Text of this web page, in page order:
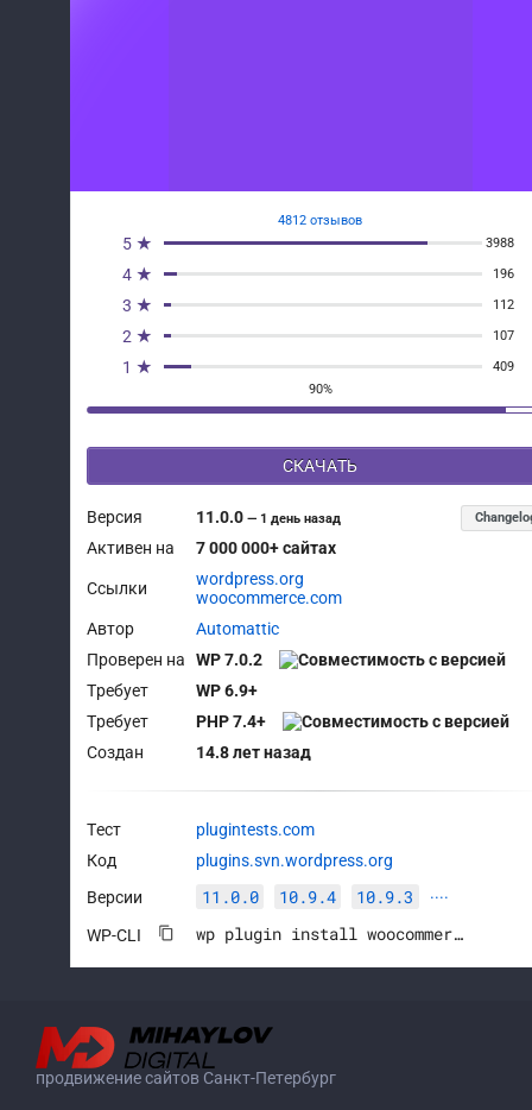
4812 отзывов
5 ★ 3988
4 ★ 196
3 ★ 112
2 ★ 107
1 ★
409
90%
СКАЧАТЬ
Версия 11.0.0— 1 день назад
Активен на 7 000 000+ сайтах
Ссылки
wordpress.org
woocommerce.com
Автор
Automattic
Проверен на
WP 7.0.2
Требует
WP 6.9+
Требует
PHP 7.4+
Создан
14.8 лет назад
Тест
plugintests.com
Код
plugins.svn.wordpress.org
Версии
11.0.0 10.9.4 10.9.3 ····
WP-CLI wp plugin install woocommerce --activate
продвижение сайтов Санкт-Петербург